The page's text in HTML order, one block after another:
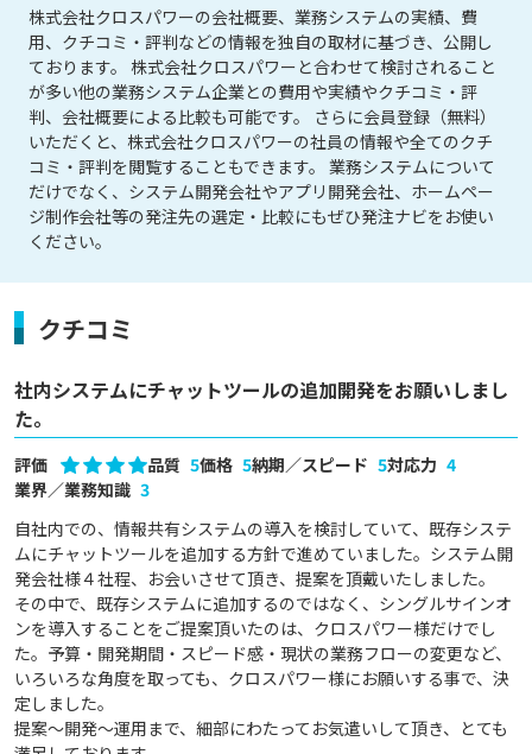
株式会社クロスパワーの会社概要、業務システムの実績、費
用、クチコミ・評判などの情報を独自の取材に基づき、公開し
ております。 株式会社クロスパワーと合わせて検討されること
が多い他の業務システム企業との費用や実績やクチコミ・評
判、会社概要による比較も可能です。 さらに会員登録（無料）
いただくと、株式会社クロスパワーの社員の情報や全てのクチ
コミ・評判を閲覧することもできます。 業務システムについて
だけでなく、システム開発会社やアプリ開発会社、ホームペー
ジ制作会社等の発注先の選定・比較にもぜひ発注ナビをお使い
ください。
クチコミ
社内システムにチャットツールの追加開発をお願いしまし
た。
評価 品質 5価格 5納期／スピード 5対応力 4
業界／業務知識 3
自社内での、情報共有システムの導入を検討していて、既存システ
ムにチャットツールを追加する方針で進めていました。システム開
発会社様４社程、お会いさせて頂き、提案を頂戴いたしました。
その中で、既存システムに追加するのではなく、シングルサインオ
ンを導入することをご提案頂いたのは、クロスパワー様だけでし
た。予算・開発期間・スピード感・現状の業務フローの変更など、
いろいろな角度を取っても、クロスパワー様にお願いする事で、決
定しました。
提案～開発～運用まで、細部にわたってお気遣いして頂き、とても